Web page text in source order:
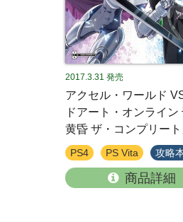
2017.3.31 発売
アクセル・ワールド
ドアート・オンライン
黄昏 ザ・コンプリー
PS4 PS Vita 攻略
商品詳細